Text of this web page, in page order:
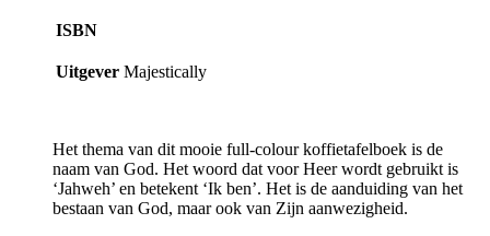
ISBN
Uitgever Majestically
Het thema van dit mooie full-colour koffietafelboek is de
naam van God. Het woord dat voor Heer wordt gebruikt is
‘Jahweh’ en betekent ‘Ik ben’. Het is de aanduiding van het
bestaan van God, maar ook van Zijn aanwezigheid.